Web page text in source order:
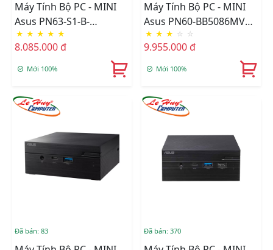
Máy Tính Bộ PC - MINI
Asus PN63-S1-B-
S3001MV (Intel Core I3-
1115G4/BT+WiFi/VGA/Barebone)
(90MR00Q1-M00010)
★ ★ ★ ★ ★
8.085.000 đ
Mới 100%
Máy Tính Bộ PC - MINI
Asus PN60-BB5086MV
(Intel Core I5-
8250U/BT+WL/VGA/
(90MR0011-M00860)
★ ★ ★ ☆ ☆
9.955.000 đ
Mới 100%
Đã bán: 83 Đã bán: 370